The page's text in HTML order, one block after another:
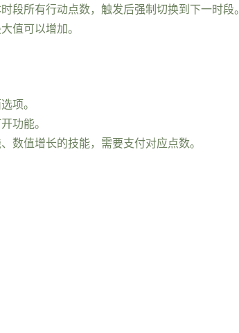
段所有行动点数，触发后强制切换到下一时段。
值可以增加。
项。
功能。
数值增长的技能，需要支付对应点数。